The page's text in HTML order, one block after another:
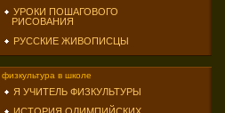
УРОКИ ПОШАГОВОГО
РИСОВАНИЯ
РУССКИЕ ЖИВОПИСЦЫ
физкультура в школе
Я УЧИТЕЛЬ ФИЗКУЛЬТУРЫ